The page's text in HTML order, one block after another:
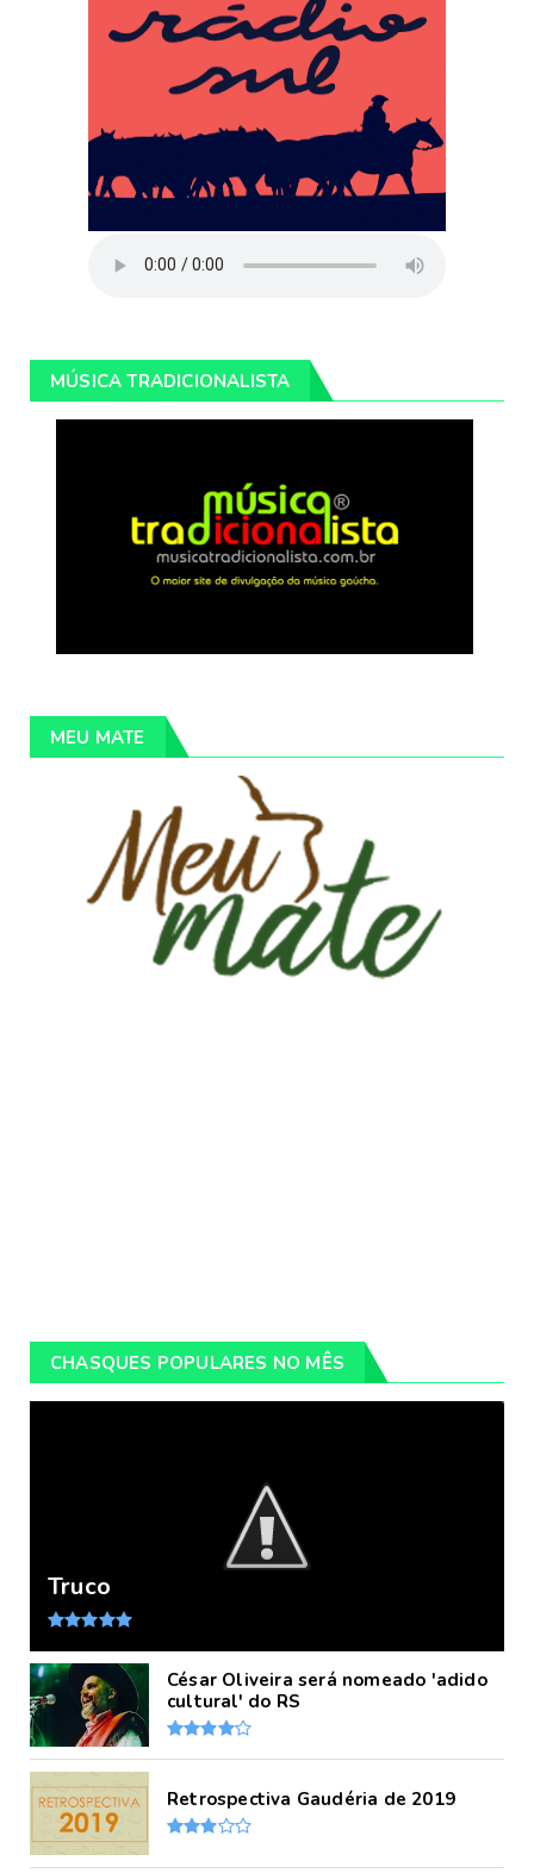
MÚSICA TRADICIONALISTA
MEU MATE
CHASQUES POPULARES NO MÊS
Truco
César Oliveira será nomeado 'adido
cultural' do RS
Retrospectiva Gaudéria de 2019